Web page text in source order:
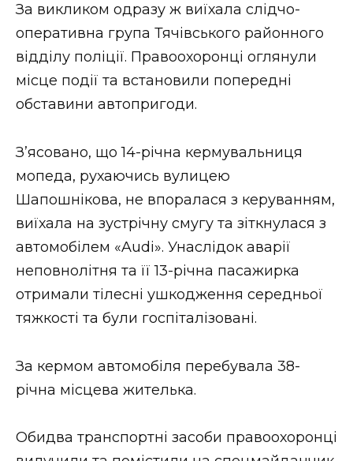
ВІДЕО
За викликом одразу ж виїхала слідчо-
оперативна група Тячівського районного
відділу поліції. Правоохоронці оглянули
місце події та встановили попередні
обставини автопригоди.
З’ясовано, що 14-річна кермувальниця
мопеда, рухаючись вулицею
Шапошнікова, не впоралася з керуванням,
виїхала на зустрічну смугу та зіткнулася з
автомобілем «Audi». Унаслідок аварії
неповнолітня та її 13-річна пасажирка
отримали тілесні ушкодження середньої
тяжкості та були госпіталізовані.
За кермом автомобіля перебувала 38-
річна місцева жителька.
Обидва транспортні засоби правоохоронці